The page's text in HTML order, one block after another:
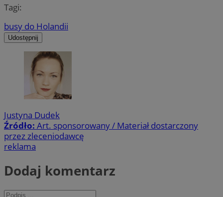
Tagi:
busy do Holandii
Udostępnij
Justyna Dudek
Źródło: Art. sponsorowany / Materiał dostarczony
przez zleceniodawcę
reklama
Dodaj komentarz